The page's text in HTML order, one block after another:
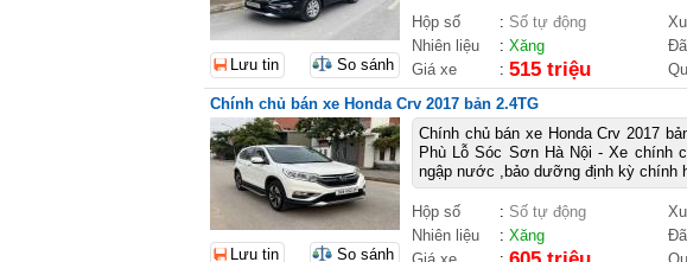
Hộp số : Số tự động
Nhiên liệu
: Xăng
Giá xe
: 515 triệu
Lưu tin So sánh
Chính chủ bán xe Honda Crv 2017 bản 2.4TG
Chính chủ bán xe Honda Crv 2017
Phù Lỗ Sóc Sơn Hà Nội - Xe chính
ngập nước ,bảo dưỡng định kỳ chính
Hộp số : Số tự động
Nhiên liệu
: Xăng
Lưu tin So sánh